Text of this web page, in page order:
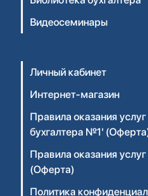
Видеосеминары
Личный кабинет
Интернет-магазин
Правила оказания
бухгалтера №1'
Правила оказания
(Оферта)
Политика